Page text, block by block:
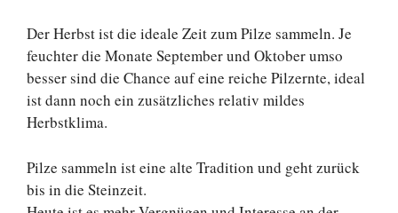
Der Herbst ist die ideale Zeit zum Pilze sammeln. Je
feuchter die Monate September und Oktober umso
besser sind die Chance auf eine reiche Pilzernte, ideal
ist dann noch ein zusätzliches relativ mildes
Herbstklima.
Pilze sammeln ist eine alte Tradition und geht zurück
bis in die Steinzeit.